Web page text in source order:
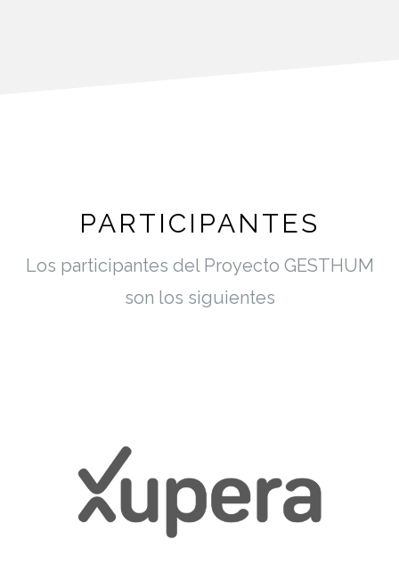
PARTICIPANTES
Los participantes del Proyecto GESTHUM
son los siguientes